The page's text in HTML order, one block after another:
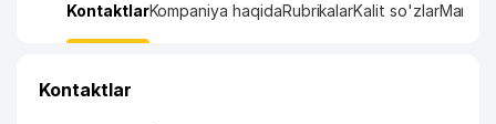
KontaktlarKompaniya haqidaRubrikalarKalit so'zlarManzil
Kontaktlar